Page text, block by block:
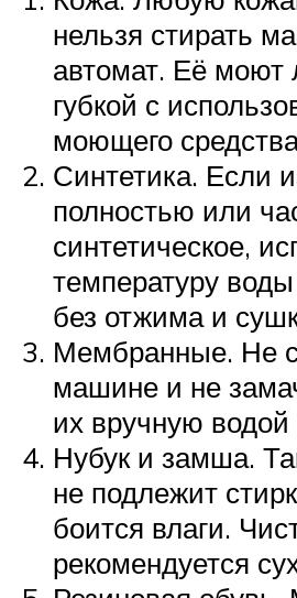
нельзя стирать
автомат. Её
губкой с
моющего
Синтетика. Если
полностью или
синтетическое,
температуру
без отжима и
Мембранные. Не
машине и не
их вручную водой
Нубук и замша.
не подлежит
боится влаги.
рекомендуется